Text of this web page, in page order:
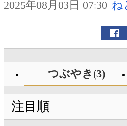
2025年08月03日 07:30 ね
つぶやき(3)
注目順